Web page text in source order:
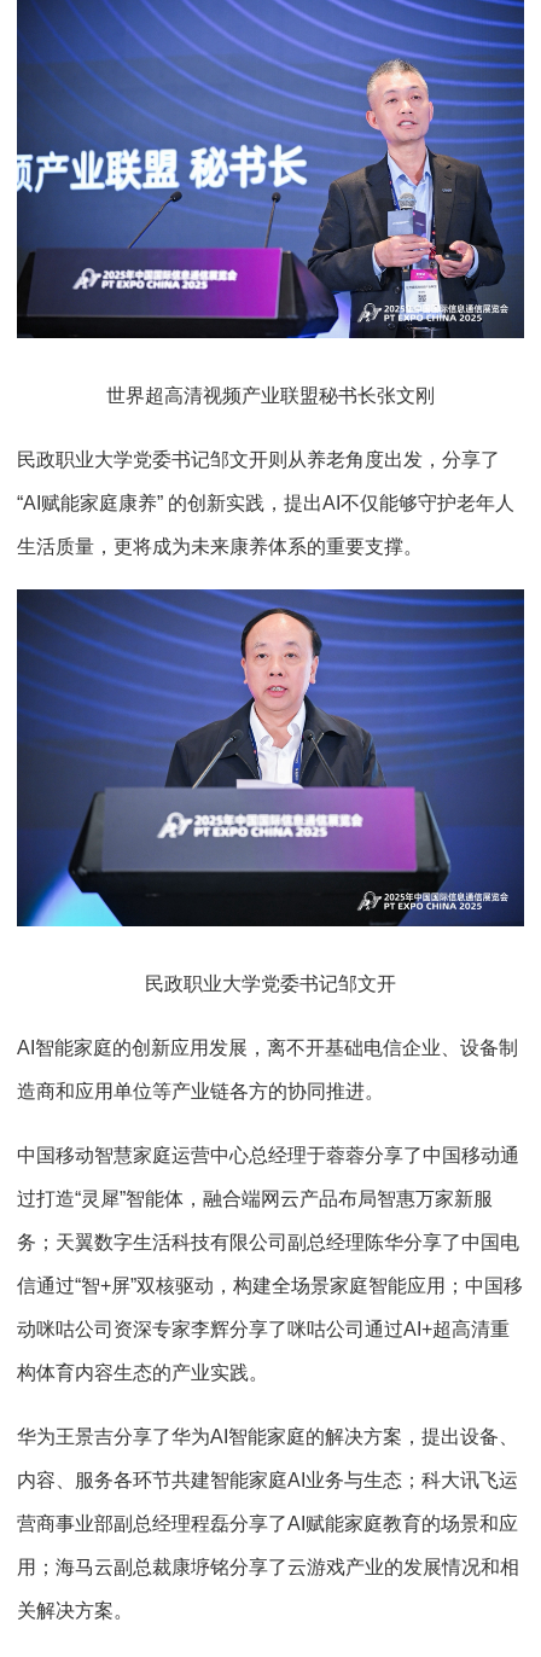
世界超高清视频产业联盟秘书长张文刚
民政职业大学党委书记邹文开则从养老角度出发，分享了
“AI赋能家庭康养” 的创新实践，提出AI不仅能够守护老年人
生活质量，更将成为未来康养体系的重要支撑。
民政职业大学党委书记邹文开
AI智能家庭的创新应用发展，离不开基础电信企业、设备制
造商和应用单位等产业链各方的协同推进。
中国移动智慧家庭运营中心总经理于蓉蓉分享了中国移动通
过打造“灵犀”智能体，融合端网云产品布局智惠万家新服
务；天翼数字生活科技有限公司副总经理陈华分享了中国电
信通过“智+屏”双核驱动，构建全场景家庭智能应用；中国移
动咪咕公司资深专家李辉分享了咪咕公司通过AI+超高清重
构体育内容生态的产业实践。
华为王景吉分享了华为AI智能家庭的解决方案，提出设备、
内容、服务各环节共建智能家庭AI业务与生态；科大讯飞运
营商事业部副总经理程磊分享了AI赋能家庭教育的场景和应
用；海马云副总裁康垿铭分享了云游戏产业的发展情况和相
关解决方案。